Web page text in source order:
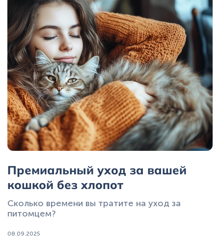
Премиальный уход за вашей
кошкой без хлопот
Сколько времени вы тратите на уход за
питомцем?
08.09.2025